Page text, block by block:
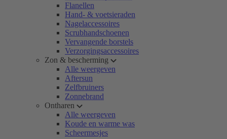
Flanellen
Hand- & voetsieraden
Nagelaccessoires
Scrubhandschoenen
Vervangende borstels
Verzorgingsaccessoires
Zon & bescherming
Alle weergeven
Aftersun
Zelfbruiners
Zonnebrand
Ontharen
Alle weergeven
Koude en warme was
Scheermesjes